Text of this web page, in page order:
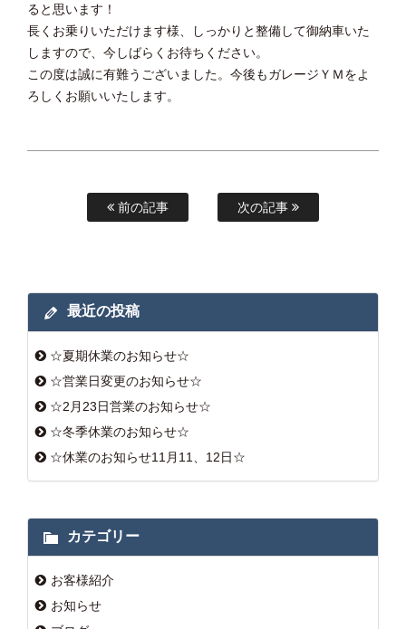
ると思います！
長くお乗りいただけます様、しっかりと整備して御納車いた
しますので、今しばらくお待ちください。
この度は誠に有難うございました。今後もガレージＹＭをよ
ろしくお願いいたします。
前の記事 次の記事
最近の投稿
☆夏期休業のお知らせ☆
☆営業日変更のお知らせ☆
☆2月23日営業のお知らせ☆
☆冬季休業のお知らせ☆
☆休業のお知らせ11月11、12日☆
カテゴリー
お客様紹介
お知らせ